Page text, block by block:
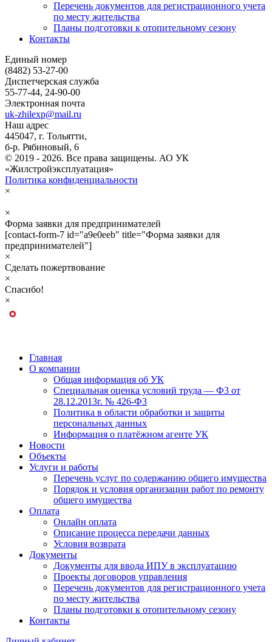
Перечень документов для регистрационного учета
по месту жительства
Планы подготовки к отопительному сезону
Контакты
Единый номер
(8482) 53-27-00
Диспетчерская служба
55-77-44, 24-90-00
Электронная почта
uk-zhilexp@mail.ru
Наш адрес
445047, г. Тольятти,
б-р. Рябиновый, 6
© 2019 - 2026. Все права защищены. АО УК
«Жилстройэксплуатация»
Политика конфиденциальности
×
×
Форма заявки для предпринимателей
[contact-form-7 id="a9e0eeb" title="Форма заявки для
предпринимателей"]
×
Сделать пожертвование
×
Спасибо!
×
Главная
О компании
Общая информация об УК
Специальная оценка условий труда — Ф3 от
28.12.2013г. № 426-Ф3
Политика в области обработки и защиты
персональных данных
Информация о платёжном агенте УК
Новости
Объекты
Услуги и работы
Перечень услуг по содержанию общего имущества
Порядок и условия организации работ по ремонту
общего имущества
Оплата
Онлайн оплата
Описание процесса передачи данных
Условия возврата
Документы
Документы для ввода ИПУ в эксплуатацию
Проекты договоров управления
Перечень документов для регистрационного учета
по месту жительства
Планы подготовки к отопительному сезону
Контакты